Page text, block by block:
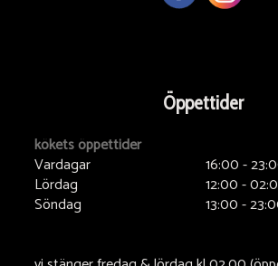
Öppettider
kökets öppettider
Vardagar
16:00 -
Lördag
12:00 -
Söndag
13:00 -